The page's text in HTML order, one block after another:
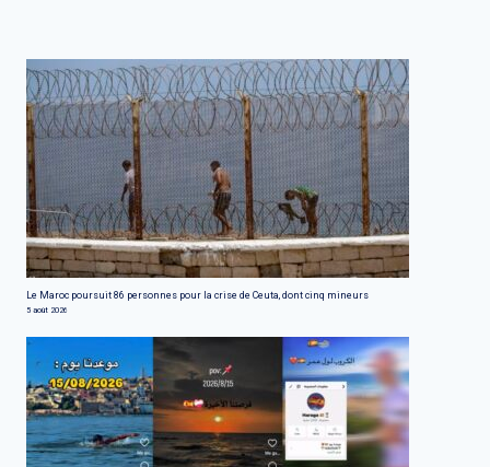
Le Maroc poursuit 86 personnes pour la crise de Ceuta, dont cinq mineurs
5 août 2026